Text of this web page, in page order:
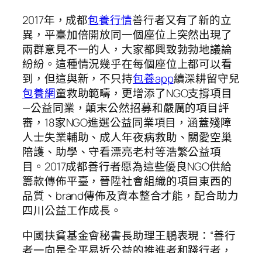
2017年，成都包養行情善行者又有了新的立
異，平臺加倍開放同一個座位上突然出現了
兩群意見不一的人，大家都興致勃勃地議論
紛紛。這種情況幾乎在每個座位上都可以看
到，但這與新，不只持包養app續深耕留守兒
包養網童救助範疇，更增添了NGO支撐項目
—公益同業，顛末公然招募和嚴厲的項目評
審，18家NGO進選公益同業項目，涵蓋殘障
人士失業輔助、成人年夜病救助、關愛空巢
陪護、助學、守看漂亮老村等浩繁公益項
目。2017成都善行者愿為這些優良NGO供給
籌款傳佈平臺，晉陞社會組織的項目東西的
品質、brand傳佈及資本整合才能，配合助力
四川公益工作成長。
中國扶貧基金會秘書長助理王鵬表現：“善行